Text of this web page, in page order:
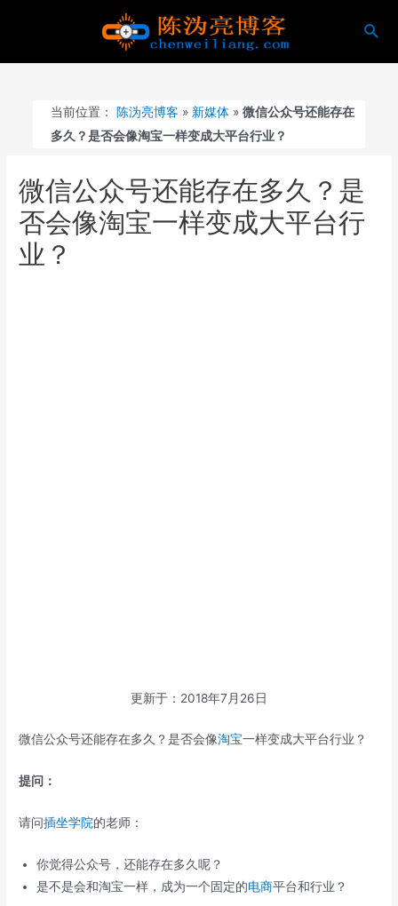
搜
当前位置： 陈沩亮博客 » 新媒体 »微信公众号还能存在
多久？是否会像淘宝一样变成大平台行业？
微信公众号还能存在多久？是
否会像淘宝一样变成大平台行
业？
更新于：2018年7月26日
微信公众号还能存在多久？是否会像淘宝一样变成大平台行业？
提问：
请问插坐学院的老师：
你觉得公众号，还能存在多久呢？
是不是会和淘宝一样，成为一个固定的电商平台和行业？